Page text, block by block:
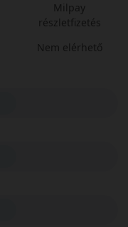
Milpay
részletfizetés
Nem elérhető